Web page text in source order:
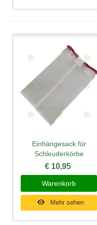
Einhängesack für
Schleuderkörbe
€ 10,95
Warenkorb
Mehr sehen